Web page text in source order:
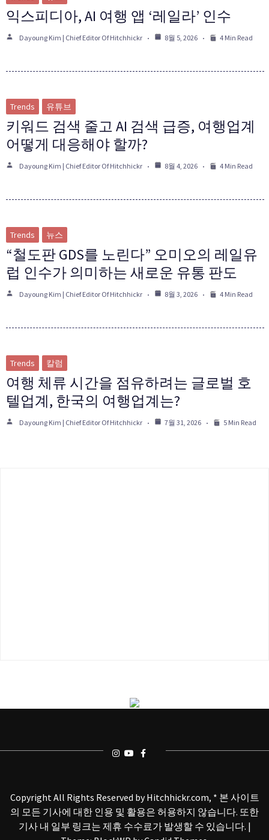
익스피디아, AI 여행 앱 ‘레일라’ 인수
Dayoung Kim | Chief Editor Of Hitchhickr 8월 5, 2026 4 Min Read
Trends 유튜브
키워드 검색 줄고 AI 검색 급증, 여행업계
어떻게 대응해야 할까?
Dayoung Kim | Chief Editor Of Hitchhickr 8월 4, 2026 4 Min Read
Trends 뉴스
“철도판 GDS를 노린다” 오미오의 레일유
럽 인수가 의미하는 새로운 유통 판도
Dayoung Kim | Chief Editor Of Hitchhickr 8월 3, 2026 4 Min Read
Trends 칼럼
여행 체류 시간을 점유하려는 글로벌 호
텔업계, 한국의 여행업계는?
Dayoung Kim | Chief Editor Of Hitchhickr 7월 31, 2026 5 Min Read
Copyright All Rights Reserved by Hitchhickr.com, * 본 사이트
의 모든 기사에 대한 인용 및 활용은 허용하지 않습니다. 또한
기사 내 일부 링크는 제휴 수수료가 발생할 수 있습니다. |